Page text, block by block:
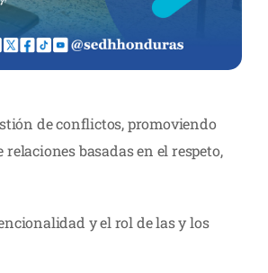
de conflictos, promoviendo
basadas en el respeto,
y el rol de las y los